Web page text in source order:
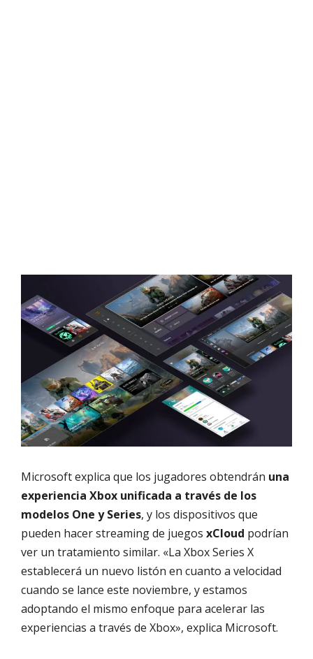
Microsoft explica que los jugadores obtendrán una
experiencia Xbox unificada a través de los
modelos One y Series, y los dispositivos que
pueden hacer streaming de juegos xCloud podrían
ver un tratamiento similar. «La Xbox Series X
establecerá un nuevo listón en cuanto a velocidad
cuando se lance este noviembre, y estamos
adoptando el mismo enfoque para acelerar las
experiencias a través de Xbox», explica Microsoft.